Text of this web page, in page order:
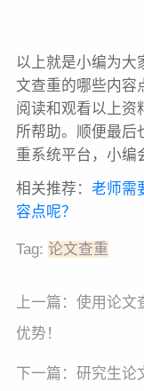
以上就是小编为大
文查重的哪些内容
阅读和观看以上资
所帮助。顺便最后
重系统平台，小编
相关推荐： 老师需
容点呢？
Tag: 论文查重
上一篇： 使用论文
优势！
下一篇： 研究生论